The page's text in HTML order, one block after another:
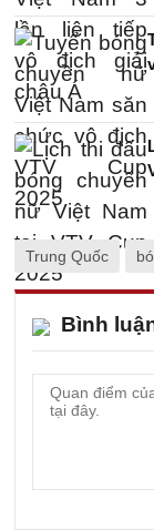
Trung Quốc
Bình